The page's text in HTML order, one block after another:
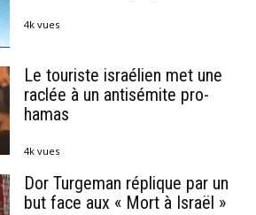
4k vues
Le touriste israélien met une
raclée à un antisémite pro-
hamas
4k vues
Dor Turgeman réplique par un
but face aux « Mort à Israël »